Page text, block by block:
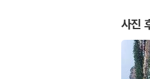
사진